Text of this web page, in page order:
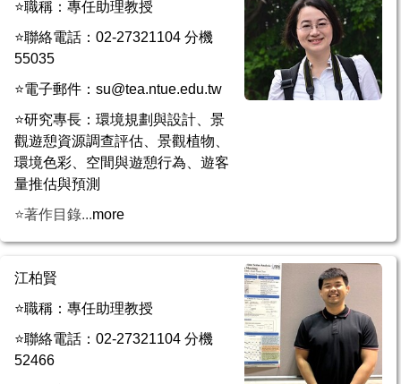
⭐職稱：專任助理教授
⭐聯絡電話：02-27321104 分機
55035
⭐電子郵件：su@tea.ntue.edu.tw
⭐研究專長：環境規劃與設計、景
觀遊憩資源調查評估、景觀植物、
環境色彩、空間與遊憩行為、遊客
量推估與預測
⭐著作目錄...more
江柏賢
⭐職稱：專任助理教授
⭐聯絡電話：02-27321104 分機
52466